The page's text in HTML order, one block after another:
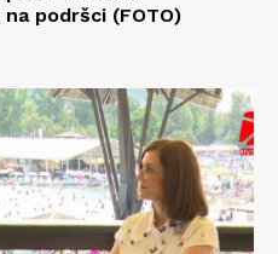
podršci (FOTO)